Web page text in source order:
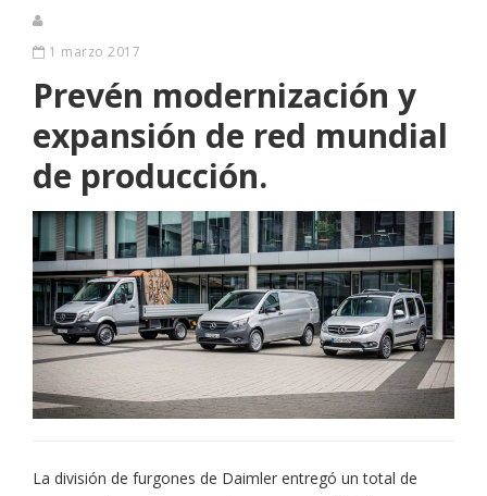
1 marzo 2017
Prevén modernización y
expansión de red mundial
de producción.
La división de furgones de Daimler entregó un total de